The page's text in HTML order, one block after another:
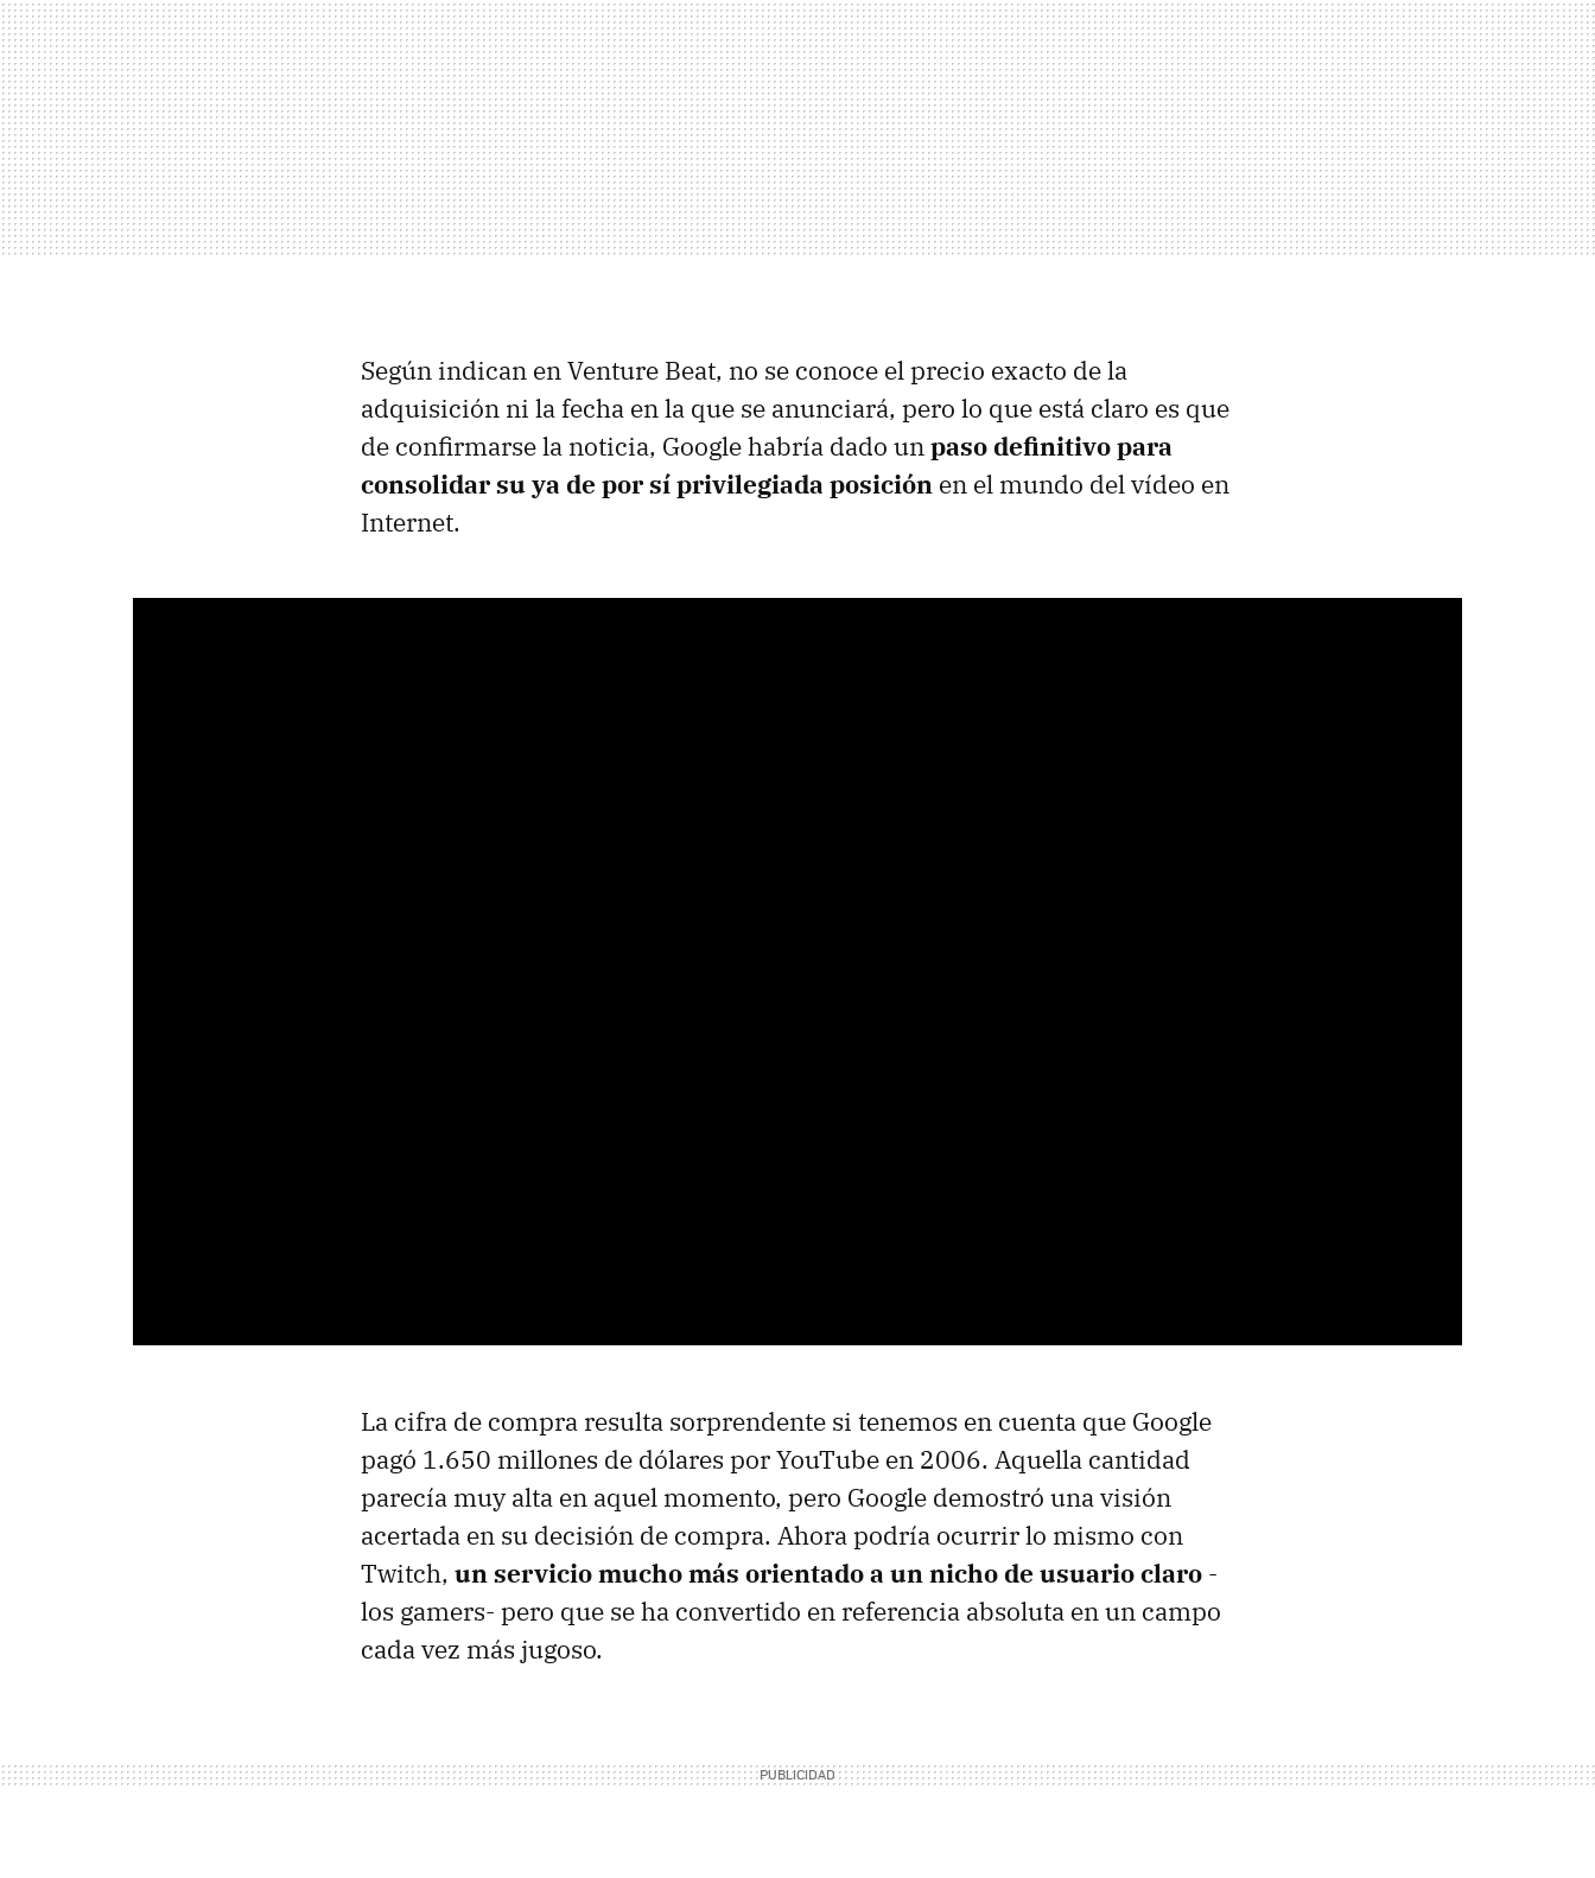
Según indican en Venture Beat, no se conoce el precio exacto de la
adquisición ni la fecha en la que se anunciará, pero lo que está claro es que
de confirmarse la noticia, Google habría dado unpaso definitivo para
consolidar su ya de por sí privilegiada posición en el mundo del vídeo en
Internet.
La cifra de compra resulta sorprendente si tenemos en cuenta que Google
pagó 1.650 millones de dólares por YouTube en 2006. Aquella cantidad
parecía muy alta en aquel momento, pero Google demostró una visión
acertada en su decisión de compra. Ahora podría ocurrir lo mismo con
Twitch, un servicio mucho más orientado a un nicho de usuario claro -
los gamers- pero que se ha convertido en referencia absoluta en un campo
cada vez más jugoso.